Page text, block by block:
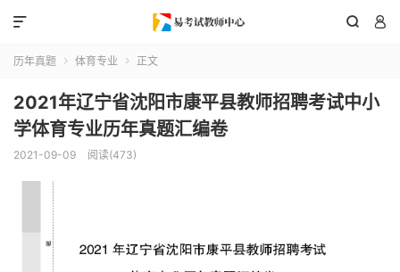
 

历年真题  体育专业  正文
2021年辽宁省沈阳市康平县教师招聘考试中小
学体育专业历年真题汇编卷
2021-09-09 阅读(473)